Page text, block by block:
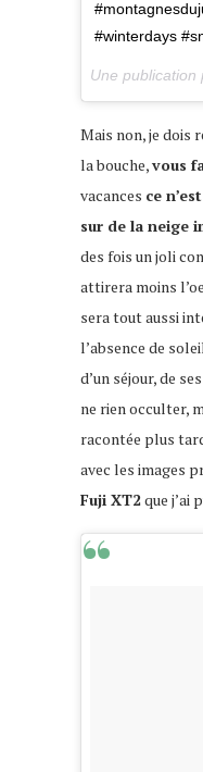
#winterdays
Mais non, je dois
la bouche,vous
vacances ce
sur de la neige
des fois un joli
attirera moins
sera tout aussi
l’absence de
d’un séjour, de
ne rien occulter,
racontée plus
avec les images
Fuji XT2que j’ai